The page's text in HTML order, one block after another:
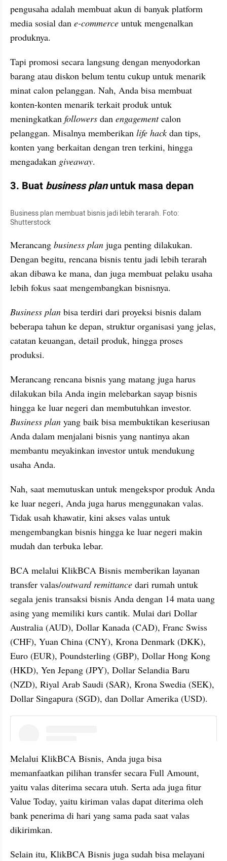
pengusaha adalah membuat akun di banyak platform
media sosial dan e-commerce untuk mengenalkan
produknya.
Tapi promosi secara langsung dengan menyodorkan
barang atau diskon belum tentu cukup untuk menarik
minat calon pelanggan. Nah, Anda bisa membuat
konten-konten menarik terkait produk untuk
meningkatkan followers dan engagement calon
pelanggan. Misalnya memberikan life hack dan tips,
konten yang berkaitan dengan tren terkini, hingga
mengadakan giveaway.
3. Buat business plan untuk masa depan
Business plan membuat bisnis jadi lebih terarah. Foto:
Shutterstock
Merancang business plan juga penting dilakukan.
Dengan begitu, rencana bisnis tentu jadi lebih terarah
akan dibawa ke mana, dan juga membuat pelaku usaha
lebih fokus saat mengembangkan bisnisnya.
Business plan bisa terdiri dari proyeksi bisnis dalam
beberapa tahun ke depan, struktur organisasi yang jelas,
catatan keuangan, detail produk, hingga proses
produksi.
Merancang rencana bisnis yang matang juga harus
dilakukan bila Anda ingin melebarkan sayap bisnis
Business plan yang baik bisa membuktikan keseriusan
Anda dalam menjalani bisnis yang nantinya akan
membantu meyakinkan investor untuk mendukung
usaha Anda.
Nah, saat memutuskan untuk mengekspor produk Anda
ke luar negeri, Anda juga harus menggunakan valas.
Tidak usah khawatir, kini akses valas untuk
mengembangkan bisnis hingga ke luar negeri makin
mudah dan terbuka lebar.
BCA melalui KlikBCA Bisnis memberikan layanan
transfer valas/outward remittance dari rumah untuk
segala jenis transaksi bisnis Anda dengan 14 mata uang
asing yang memiliki kurs cantik. Mulai dari Dollar
Australia (AUD), Dollar Kanada (CAD), Franc Swiss
(CHF), Yuan China (CNY), Krona Denmark (DKK),
Euro (EUR), Poundsterling (GBP), Dollar Hong Kong
(HKD), Yen Jepang (JPY), Dollar Selandia Baru
(NZD), Riyal Arab Saudi (SAR), Krona Swedia (SEK),
Dollar Singapura (SGD), dan Dollar Amerika (USD).
Melalui KlikBCA Bisnis, Anda juga bisa
memanfaatkan pilihan transfer secara Full Amount,
yaitu valas diterima secara utuh. Serta ada juga fitur
Value Today, yaitu kiriman valas dapat diterima oleh
bank penerima di hari yang sama pada saat valas
dikirimkan.
Selain itu, KlikBCA Bisnis juga sudah bisa melayani